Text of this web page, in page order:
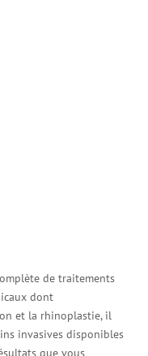
de traitements
dont
et la rhinoplastie, il
invasives disponibles
que vous